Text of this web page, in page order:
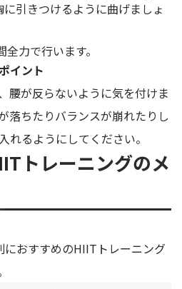
に引きつけるように曲げましょ
力で行います。
イント
腰が反らないように気を付けま
落ちたりバランスが崩れたりし
れるようにしてください。
トレーニングのメ
におすすめのHIITトレーニング